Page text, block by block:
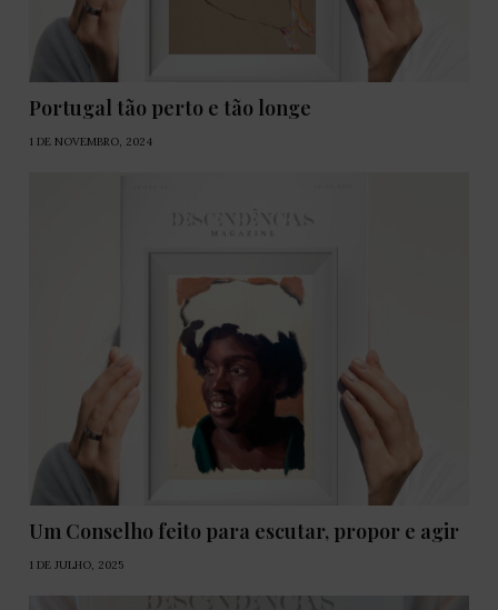
Portugal tão perto e tão longe
1 DE NOVEMBRO, 2024
Um Conselho feito para escutar, propor e agir
1 DE JULHO, 2025